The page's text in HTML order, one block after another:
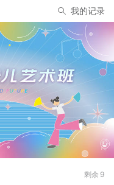
我的记录
剩余 9